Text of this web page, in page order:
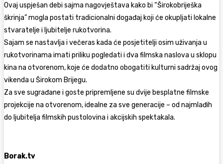
Ovaj uspješan debi sajma nagovještava kako bi “Širokobriješka
škrinja” mogla postati tradicionalni događaj koji će okupljati lokalne
stvaratelje i ljubitelje rukotvorina.
Sajam se nastavlja i večeras kada će posjetitelji osim uživanja u
rukotvorinama imati priliku pogledati i dva filmska naslova u sklopu
kina na otvorenom, koje će dodatno obogatiti kulturni sadržaj ovog
vikenda u Širokom Brijegu.
Za sve sugrađane i goste pripremljene su dvije besplatne filmske
projekcije na otvorenom, idealne za sve generacije – od najmlađih
do ljubitelja filmskih pustolovina i akcijskih spektakala.
Borak.tv